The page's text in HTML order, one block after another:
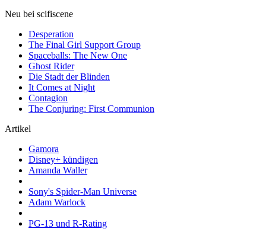
Neu bei scifiscene
Desperation
The Final Girl Support Group
Spaceballs: The New One
Ghost Rider
Die Stadt der Blinden
It Comes at Night
Contagion
The Conjuring: First Communion
Artikel
Gamora
Disney+ kündigen
Amanda Waller
Sony's Spider-Man Universe
Adam Warlock
PG-13 und R-Rating